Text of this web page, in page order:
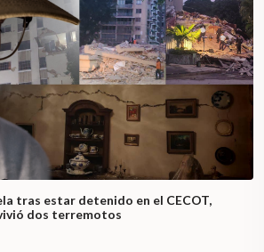
tras estar detenido en el CECOT,
dos terremotos